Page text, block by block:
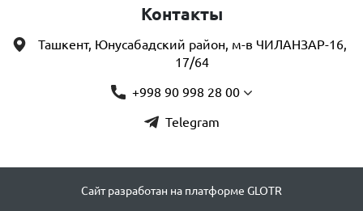
Контакты
Ташкент, Юнусабадский район, м-в ЧИЛАНЗАР-16,
17/64
+998 90 998 28 00
Telegram
Сайт разработан на платформе GLOTR